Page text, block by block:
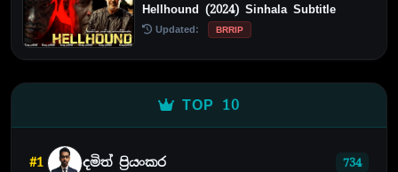
Hellhound (2024) Sinhala Subtitle
Updated: BRRIP
TOP 10
#1 දමිත් ප්‍රියංකර 734